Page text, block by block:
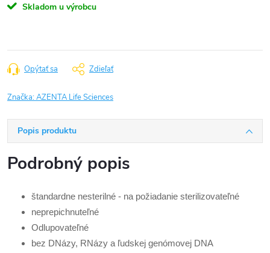
Skladom u výrobcu
Opýtať sa Zdieľať
Značka:AZENTA Life Sciences
Popis produktu
Podrobný popis
štandardne nesterilné - na požiadanie sterilizovateľné
neprepichnuteľné
Odlupovateľné
bez DNázy, RNázy a ľudskej genómovej DNA